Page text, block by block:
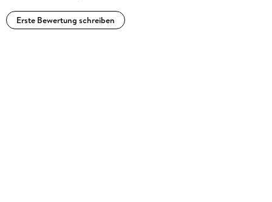
Erste Bewertung schreiben